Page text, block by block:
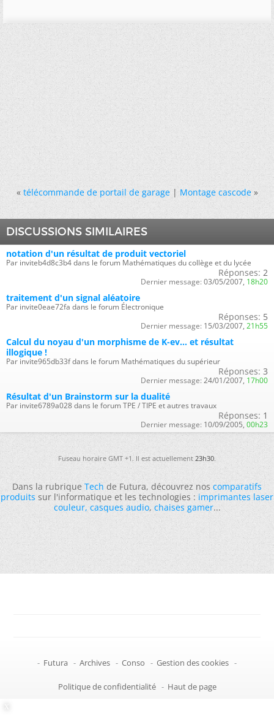
« télécommande de portail de garage|Montage cascode »
DISCUSSIONS SIMILAIRES
notation d'un résultat de produit vectoriel
Par inviteb4d8c3b4 dans le forum Mathématiques du collège et du lycée
Réponses: 2
Dernier message: 03/05/2007, 18h20
traitement d'un signal aléatoire
Par invite0eae72fa dans le forum Électronique
Réponses: 5
Dernier message: 15/03/2007, 21h55
Calcul du noyau d'un morphisme de K-ev... et résultat
illogique !
Par invite965db33f dans le forum Mathématiques du supérieur
Réponses: 3
Dernier message: 24/01/2007, 17h00
Résultat d'un Brainstorm sur la dualité
Par invite6789a028 dans le forum TPE / TIPE et autres travaux
Réponses: 1
Dernier message: 10/09/2005, 00h23
Fuseau horaire GMT +1. Il est actuellement23h30.
Dans la rubriqueTechde Futura, découvrez noscomparatifs
produitssur l'informatique et les technologies :imprimantes laser
couleur,casques audio,chaises gamer...
- Futura - Archives - Conso - Gestion des cookies -
Politique de confidentialité - Haut de page